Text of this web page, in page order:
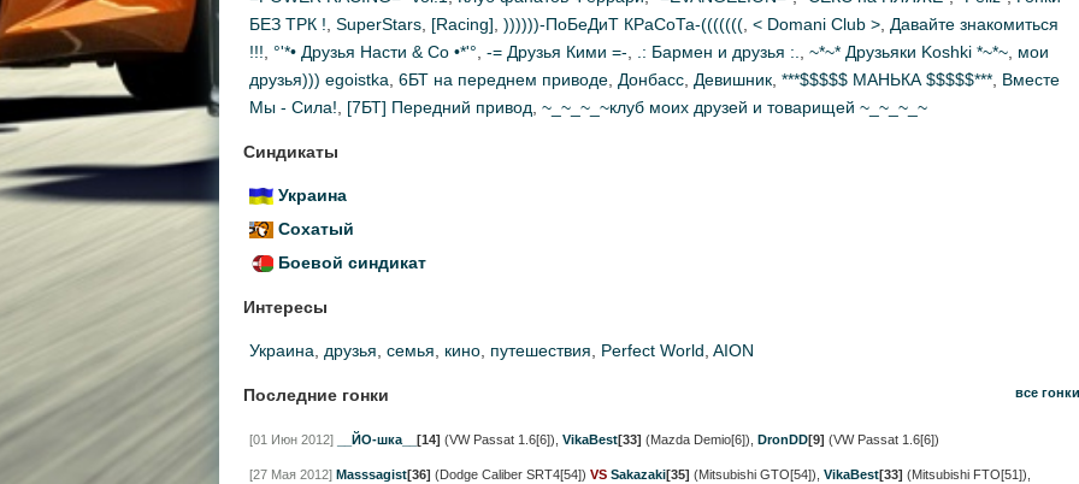
БЕЗ ТРК ! SuperStars [Racing] ))))))-ПоБеДиТ КРаСоТа-((((((( < Domani Club > Давайте знакомиться
!!!
°'*• Друзья Насти & Со •*'° -= Друзья Кими =- .: Бармен и друзья :. ~*~* Друзьяки Koshki *~*~ мои
друзья))) egoistka 6БТ на переднем приводе Донбасс Девишник ***$$$$$ МАНЬКА $$$$$*** Вместе
Мы - Сила!
[7БТ] Передний привод ~_~_~_~клуб моих друзей и товарищей ~_~_~_~
Синдикаты
Украина
Сохатый
Боевой синдикат
Интересы
Украина друзья семья кино путешествия Perfect World AION
Последние гонки все гонки
[01 Июн 2012] __ЙО-шка__ [14] (VW Passat 1.6[6]) VikaBest[33] (Mazda Demio[6]) DronDD[9] (VW Passat 1.6[6])
[27 Мая 2012] Masssagist[36] (Dodge Caliber SRT4[54]) VS Sakazaki[35] (Mitsubishi GTO[54]) VikaBest[33] (Mitsubishi FTO[51])